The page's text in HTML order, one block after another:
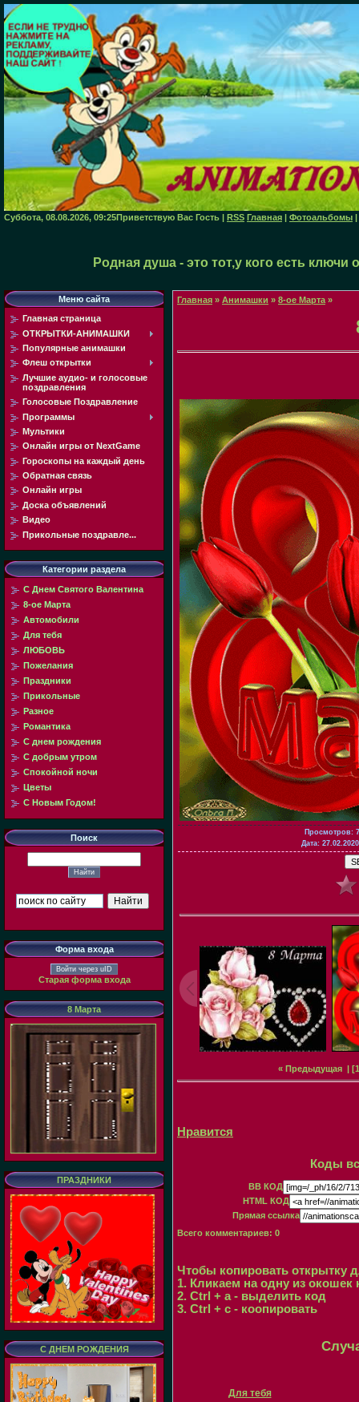
Суббота, 08.08.2026, 09:25Приветствую Вас Гость | RSS Главная | Фотоальбомы |
Родная душа - это тот,у кого есть
Меню сайта
Главная страница
ОТКРЫТКИ-АНИМАШКИ
Популярные анимашки
Флеш открытки
Лучшие аудио- и голосовые
поздравления
Голосовые Поздравление
Программы
Мультики
Онлайн игры от NextGame
Гороскопы на каждый день
Обратная связь
Онлайн игры
Доска объявлений
Видео
Прикольные поздравле...
Категории раздела
С Днем Святого Валентина
8-ое Марта
Автомобили
Для тебя
ЛЮБОВЬ
Пожелания
Праздники
Прикольные
Разное
Романтика
С днем рождения
С добрым утром
Спокойной ночи
Цветы
С Новым Годом!
Поиск
Форма входа
Войти через uID
Старая форма входа
8 Марта
ПРАЗДНИКИ
С ДНЕМ РОЖДЕНИЯ
Главная » Анимашки » 8-ое Марта »
Просмотров:
Дата:
« Предыдущая| [1
Нравится
Коды
BB КОД
HTML КОД
Прямая ссылка
Всего комментариев: 0
Чтобы копировать открытку
1. Кликаем на одну из окошек
2. Ctrl + a - выделить код
3. Ctrl + с - коопировать
Для тебя